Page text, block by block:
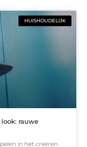
HUISHOUDELIJK
rauwe
in het creëren